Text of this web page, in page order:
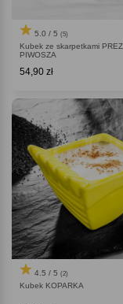
5.0 / 5 (5)
Kubek ze skarpetkami
PIWOSZA
54,90 zł
4.5 / 5 (2)
Kubek KOPARKA